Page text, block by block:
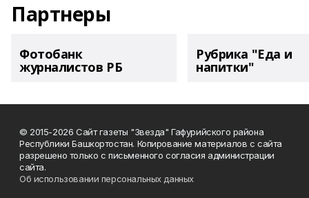
Партнеры
Фотобанк
журналистов РБ
Рубрика "Еда и
напитки"
© 2015-2026 Сайт газеты "Звезда" Гафурийского района
Республики Башкортостан. Копирование материалов с сайта
разрешено только с письменного согласия администрации
сайта.
Об использовании персональных данных